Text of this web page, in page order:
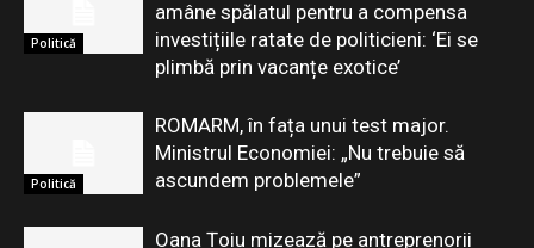
Politică
amâne spălatul pentru a compensa
investițiile ratate de politicieni: ‘Ei se
plimbă prin vacanțe exotice’
Politică
ROMARM, în fața unui test major.
Ministrul Economiei: „Nu trebuie să
ascundem problemele”
Oana Țoiu mizează pe antreprenorii